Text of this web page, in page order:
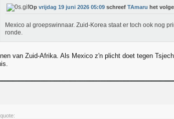
Op vrijdag 19 juni 2026 05:09 schreef TAmaru het
Mexico al groepswinnaar. Zuid-Korea staat er toch ook nog
ronde.
van Zuid-Afrika. Als Mexico z'n plicht doet tegen
quote: